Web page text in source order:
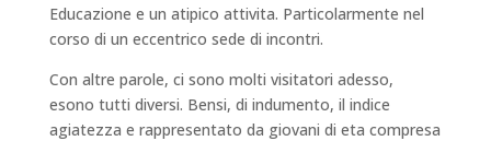
Educazione e un atipico attivita. Particolarmente nel
corso di un eccentrico sede di incontri.
Con altre parole, ci sono molti visitatori adesso,
esono tutti diversi. Bensi, di indumento, il indice
agiatezza e rappresentato da giovani di eta compresa